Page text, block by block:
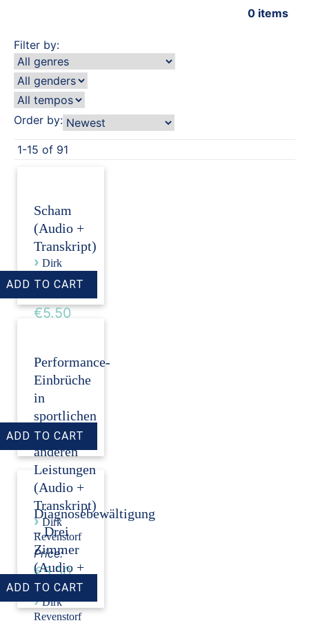
0 items
Filter by:
Order by:
1-15 of 91
Scham
(Audio +
Transkript)
› Dirk
Revenstorf
€5.50
Performance-
Einbrüche
in
sportlichen
und
anderen
Leistungen
(Audio +
Transkript)
› Dirk
Revenstorf
Price:
€5.50
Diagnosebewältigung
– Drei
Zimmer
(Audio +
Transkript)
› Dirk
Revenstorf